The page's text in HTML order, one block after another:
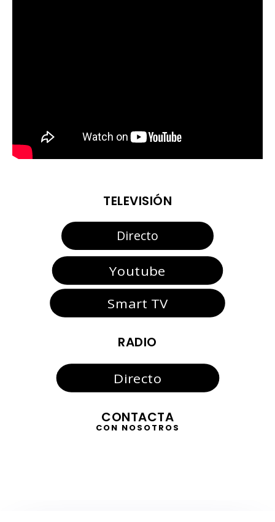
TELEVISIÓN
Directo
Youtube
Smart TV
RADIO
Directo
CONTACTA
CON NOSOTROS